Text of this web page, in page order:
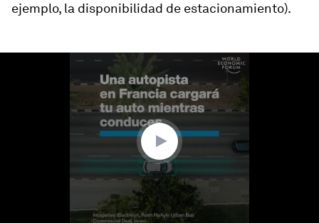
ejemplo, la disponibilidad de estacionamiento).